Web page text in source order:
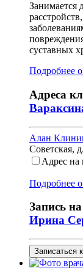
Занимается
суставных
Подробнее о
Адреса
Алан
Советская,
Адрес на
Подробнее
Запись
Ирина
Записаться